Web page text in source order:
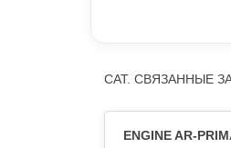
CAT. СВЯЗАННЫЕ
ENGINE AR-